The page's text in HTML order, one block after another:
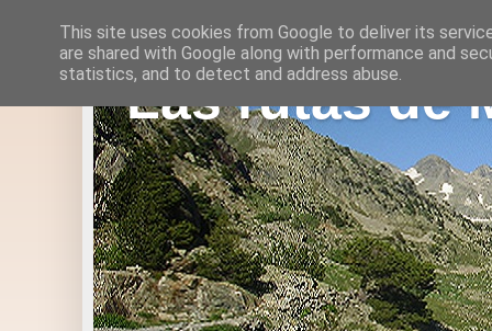
Las rutas de
This site uses cookies from Google to deliver its
are shared with Google along with performance and
statistics, and to detect and address abuse.